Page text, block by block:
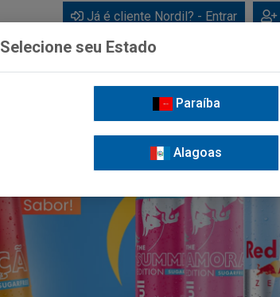
Já é cliente Nordil? - Entrar
Selecione seu Estado
Paraíba
Alagoas